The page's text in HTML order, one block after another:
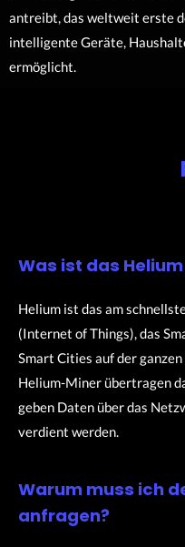
antreibt, das weltweit erste
intelligente Geräte,
ermöglicht.
Was ist das
Helium ist das am
(Internet of Things), das
Smart Cities auf der
Helium-Miner übertragen
geben Daten über das
verdient werden.
Warum muss ich
anfragen?